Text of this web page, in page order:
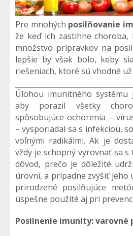
Pre mnohých posilňovanie
že keď ich zastihne
množstvo prípravkov na
lepšie by však bolo, keby
riešeniach, ktoré sú vhodné
Úlohou imunitného
aby porazil všetky
spôsobujúce ochorenia –
– vysporiadal sa s infekciou,
voľnými radikálmi. Ak je
vždy je schopný vyrovnať sa
dôvod, prečo je dôležité
úrovni, a prípadne zvýšiť jeho
prirodzené posilňujúce
úspešne použité aj pri
Posilnenie imunity: varovné